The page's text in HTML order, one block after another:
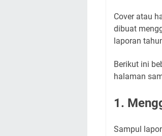
Cover atau
dibuat
laporan
Berikut ini
halaman
1.
Sampul